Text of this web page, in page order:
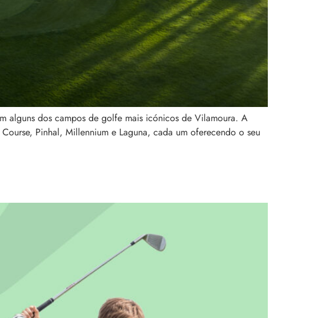
alguns dos campos de golfe mais icónicos de Vilamoura. A
Pinhal, Millennium e Laguna, cada um oferecendo o seu